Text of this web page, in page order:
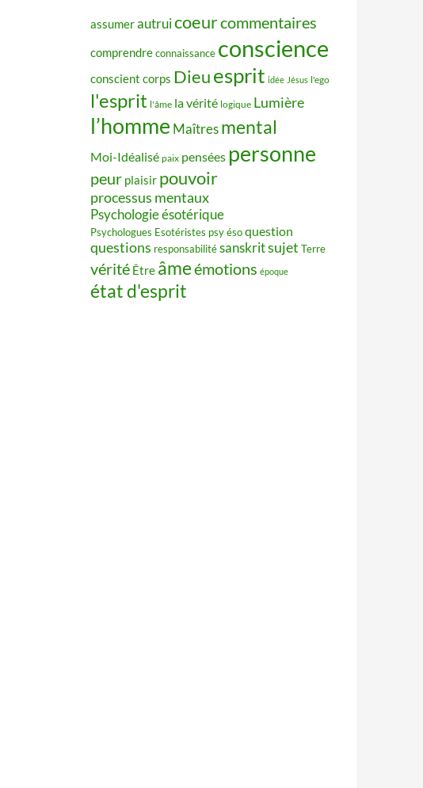
assumerautruicoeurcommentaires
comprendreconnaissance conscience
conscient corps Dieuesprit idée Jésus l'ego
l'esprit l'âme la vérité logique Lumière
l’homme Maîtres mental
Moi-Idéalisé paix pensées personne
peur plaisir pouvoir
processus mentaux
Psychologie ésotérique
Psychologues Esotéristes psy ésoquestion
questions responsabilitésanskritsujet Terre
vérité Être âmeémotions époque
état d'esprit